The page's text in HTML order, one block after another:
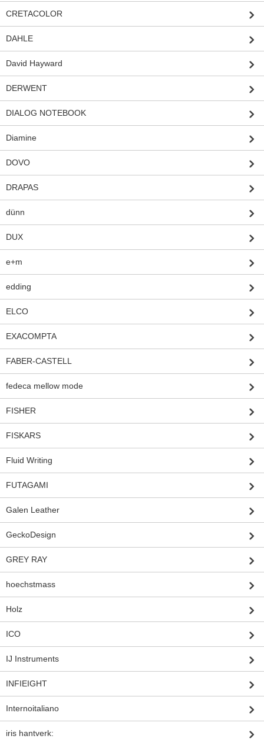
CRETACOLOR
DAHLE
David Hayward
DERWENT
DIALOG NOTEBOOK
Diamine
DOVO
DRAPAS
dünn
DUX
e+m
edding
ELCO
EXACOMPTA
FABER-CASTELL
fedeca mellow mode
FISHER
FISKARS
Fluid Writing
FUTAGAMI
Galen Leather
GeckoDesign
GREY RAY
hoechstmass
Holz
ICO
IJ Instruments
INFIEIGHT
Internoitaliano
iris hantverk: